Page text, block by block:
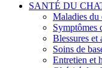
SANTÉ DU
Maladies du
Symptômes
Blessures et
Soins de
Entretien et